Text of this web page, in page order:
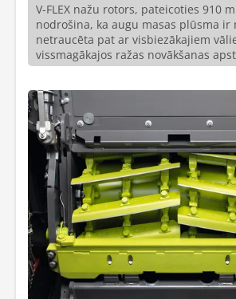
V-FLEX nažu rotors, pateicoties 910
nodrošina, ka augu masas plūsma
netraucēta pat ar visbiezākajiem
vissmagākajos ražas novākšanas